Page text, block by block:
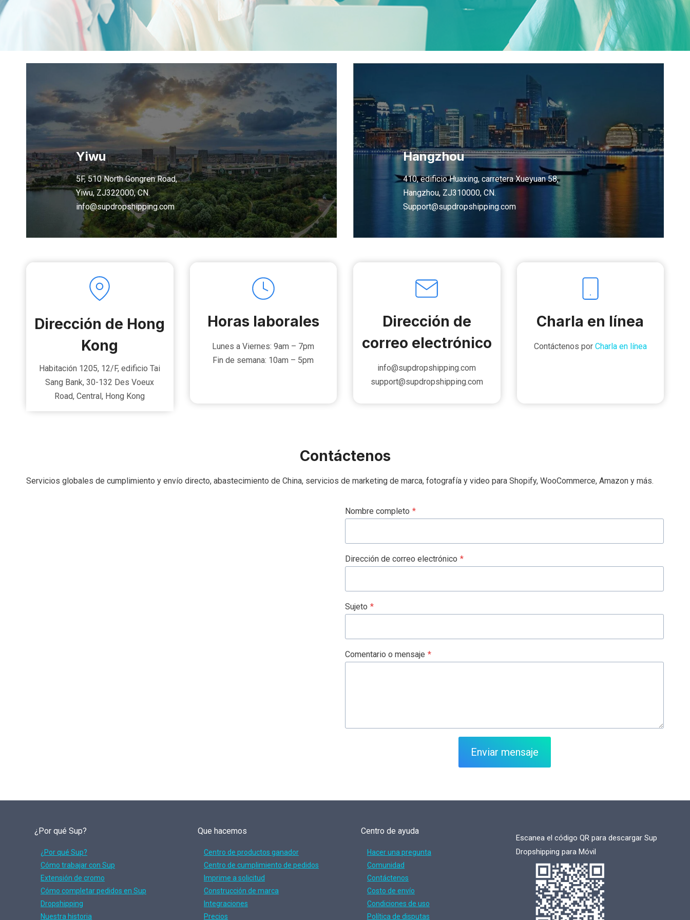
Yiwu
5F, 510 North Gongren Road,
Yiwu, ZJ322000, CN.
info@supdropshipping.com
Hangzhou
410, edificio Huaxing, carretera Xueyuan 58,
Hangzhou, ZJ310000, CN.
Support@supdropshipping.com
Dirección de Hong
Kong
Habitación 1205, 12/F, edificio Tai
Sang Bank, 30-132 Des Voeux
Road, Central, Hong Kong
Horas laborales
Lunes a Viernes: 9am – 7pm
Fin de semana: 10am – 5pm
Dirección de
correo electrónico
info@supdropshipping.com
support@supdropshipping.com
Charla en línea
Contáctenos por Charla en línea
Contáctenos
Servicios globales de cumplimiento y envío directo, abastecimiento de China, servicios de marketing de marca, fotografía y video para Shopify, WooCommerce, Amazon y más.
Nombre completo *
Dirección de correo electrónico *
Sujeto *
Comentario o mensaje *
Enviar mensaje
¿Por qué Sup?
¿Por qué Sup?
Cómo trabajar con Sup
Extensión de cromo
Cómo completar pedidos en Sup
Dropshipping
Nuestra historia
Que hacemos
Centro de productos ganador
Centro de cumplimiento de pedidos
Imprime a solicitud
Construcción de marca
Integraciones
Precios
Centro de ayuda
Hacer una pregunta
Comunidad
Contáctenos
Costo de envío
Condiciones de uso
Política de disputas
Escanea el código QR para descargar Sup
Dropshipping para Móvil